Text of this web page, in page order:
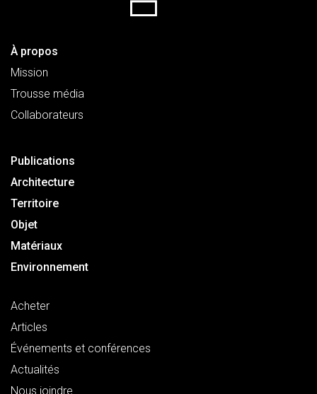
À propos
Mission
Trousse média
Collaborateurs
Publications
Architecture
Territoire
Objet
Matériaux
Environnement
Acheter
Articles
Événements et conférences
Actualités
Nous joindre